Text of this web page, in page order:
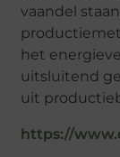
vaandel
het
uitsluitend
uit
https://